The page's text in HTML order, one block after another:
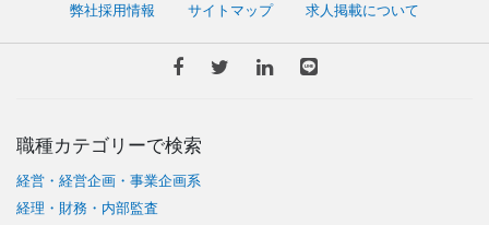
弊社採用情報
サイトマップ 求人掲載について
職種カテゴリーで検索
経営・経営企画・事業企画系
経理・財務・内部監査